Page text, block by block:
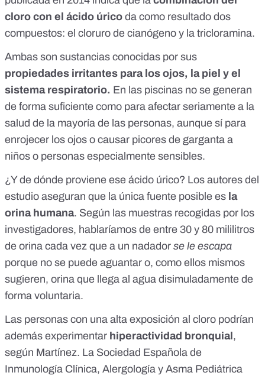
cloro con el ácido úrico da como resultado dos
compuestos: el cloruro de cianógeno y la tricloramina.
Ambas son sustancias conocidas por sus
propiedades irritantes para los ojos, la piel y el
sistema respiratorio. En las piscinas no se generan
de forma suficiente como para afectar seriamente a la
salud de la mayoría de las personas, aunque sí para
enrojecer los ojos o causar picores de garganta a
niños o personas especialmente sensibles.
¿Y de dónde proviene ese ácido úrico? Los autores del
estudio aseguran que la única fuente posible es la
orina humana. Según las muestras recogidas por los
investigadores, hablaríamos de entre 30 y 80 mililitros
de orina cada vez que a un nadador se le escapa
porque no se puede aguantar o, como ellos mismos
sugieren, orina que llega al agua disimuladamente de
forma voluntaria.
Las personas con una alta exposición al cloro podrían
además experimentar hiperactividad bronquial ,
según Martínez. La Sociedad Española de
Inmunología Clínica, Alergología y Asma Pediátrica